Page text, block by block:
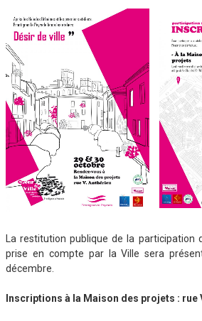
La restitution publique de la participation
prise en compte par la Ville sera
décembre.
Inscriptions à la Maison des projets : rue